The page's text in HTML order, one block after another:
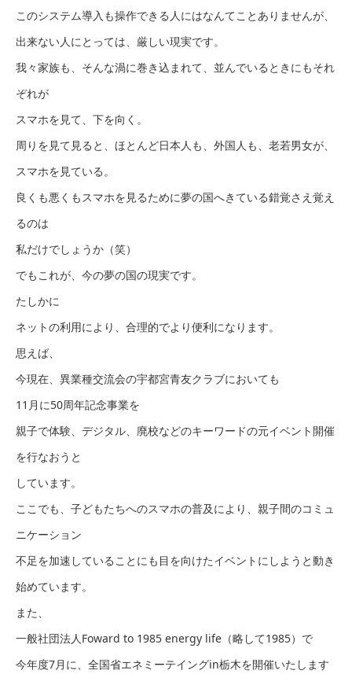
このシステム導入も操作できる人にはなんてことありませんが、
出来ない人にとっては、厳しい現実です。
我々家族も、そんな渦に巻き込まれて、並んでいるときにもそれ
ぞれが
スマホを見て、下を向く。
周りを見て見ると、ほとんど日本人も、外国人も、老若男女が、
スマホを見ている。
良くも悪くもスマホを見るために夢の国へきている錯覚さえ覚え
るのは
私だけでしょうか（笑）
でもこれが、今の夢の国の現実です。
たしかに
ネットの利用により、合理的でより便利になります。
思えば、
今現在、異業種交流会の宇都宮青友クラブにおいても
11月に50周年記念事業を
親子で体験、デジタル、廃校などのキーワードの元イベント開催
を行なおうと
しています。
ここでも、子どもたちへのスマホの普及により、親子間のコミュ
ニケーション
不足を加速していることにも目を向けたイベントにしようと動き
始めています。
また、
一般社団法人Foward to 1985 energy life（略して1985）で
今年度7月に、全国省エネミーテイングin栃木を開催いたします